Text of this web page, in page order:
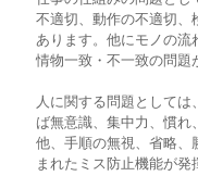
不適切、動作の不適切
あります。他にモノの流
情物一致・不一致の問題
人に関する問題としては
ば無意識、集中力、慣
他、手順の無視、省略、
まれたミス防止機能が発